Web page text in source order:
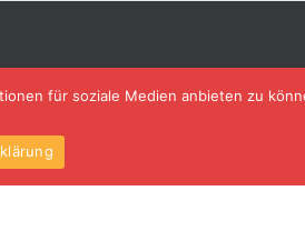
für soziale Medien anbieten zu